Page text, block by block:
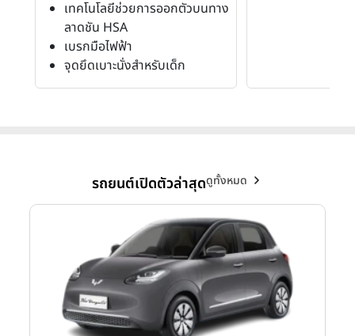
เทคโนโลยีช่วยการออกตัวบนทาง
ลาดชัน HSA
เบรกมือไฟฟ้า
จุดยึดเบาะนั่งสำหรับเด็ก
รถยนต์เปิดตัวล่าสุดดูทั้งหมด